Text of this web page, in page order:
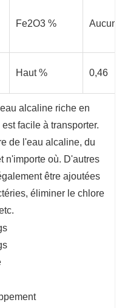
Fe2O3 % Aucun
Haut % 0,46
alcaline riche en
facile à transporter.
de l'eau alcaline, du
n'importe où. D'autres
être ajoutées
éliminer le chlore